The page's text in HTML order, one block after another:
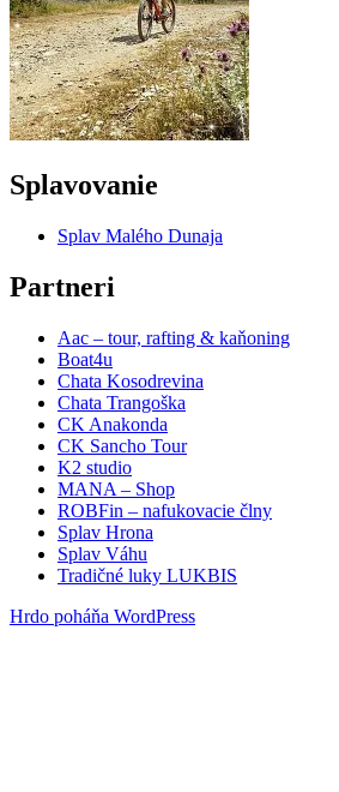
Splavovanie
Splav Malého Dunaja
Partneri
Aac – tour, rafting & kaňoning
Boat4u
Chata Kosodrevina
Chata Trangoška
CK Anakonda
CK Sancho Tour
K2 studio
MANA – Shop
ROBFin – nafukovacie člny
Splav Hrona
Splav Váhu
Tradičné luky LUKBIS
Hrdo poháňa WordPress